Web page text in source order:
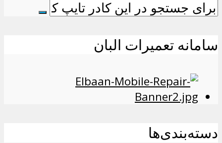
سامانه تعمیرات البان
دسته‌بندی‌ها